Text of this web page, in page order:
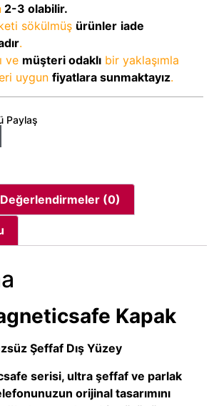
2-3 olabilir.
sökülmüş ürünler iade
.
ve müşteri odaklı bir yaklaşımla
uygun fiyatlara sunmaktayız.
Paylaş
Değerlendirmeler (0)
Kapak
Şeffaf Dış Yüzey
serisi, ultra şeffaf ve parlak
orijinal tasarımını